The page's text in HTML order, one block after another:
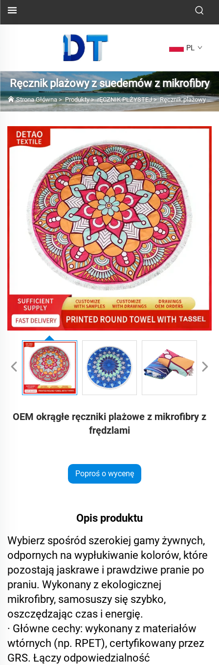
PL
Ręcznik plażowy z suedemów z mikrofibry
Strona Główna>Produkty>rĘCZNIK PLŻYSTEJ>Ręcznik plażowy z suedemów z mikrofibry
OEM okrągłe ręczniki plażowe z mikrofibry z
frędzlami
Poproś o wycenę
Opis produktu
Wybierz spośród szerokiej gamy żywnych,
odpornych na wypłukiwanie kolorów, które
pozostają jaskrawe i prawdziwe pranie po
praniu. Wykonany z ekologicznej
mikrofibry, samosuszy się szybko,
oszczędzając czas i energię.
· Główne cechy: wykonany z materiałów
wtórnych (np. RPET), certyfikowany przez
GRS. Łączy odpowiedzialność